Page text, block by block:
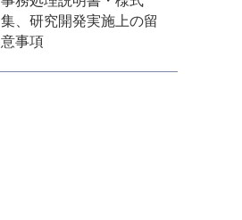
集、研究開発実施上の留
意事項